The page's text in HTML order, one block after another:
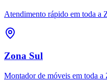
Atendimento rápido em toda a
Zona Sul
Montador de móveis em toda a